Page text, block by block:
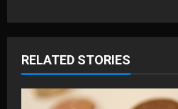
a
v
i
RELATED STORIES